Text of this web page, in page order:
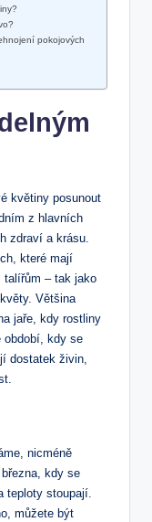
pokojových
květiny posunout
z hlavních
zdraví a krásu.
které mají
talířům – tak jako
Většina
jaře, kdy rostliny
období, kdy se
dostatek živin,
nicméně
kdy se
teploty stoupají.
můžete být